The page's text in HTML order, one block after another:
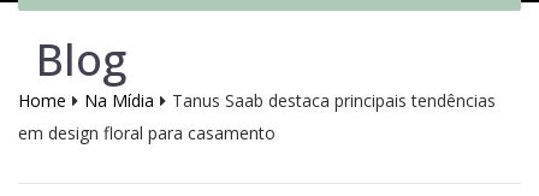
Lembrar-me
Blog
Home Na Mídia
Tanus Saab destaca principais tendências
em design floral para casamento